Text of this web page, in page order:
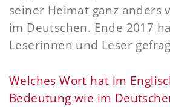
seiner Heimat ganz anders
im Deutschen. Ende 2017
Leserinnen und Leser
Welches Wort hat im
Bedeutung wie im